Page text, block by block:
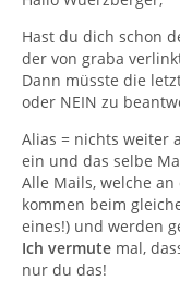
Hast du dich schon
der von graba
Dann müsste die
oder NEIN zu
Alias = nichts weiter
ein und das selbe
Alle Mails, welche
kommen beim
eines!) und werden
Ich vermute mal,
nur du das!